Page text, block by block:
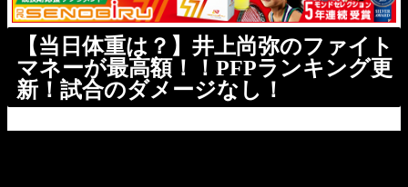
【当日体重は？】井上尚弥のファイト
マネーが最高額！！PFPランキング更
新！試合のダメージなし！